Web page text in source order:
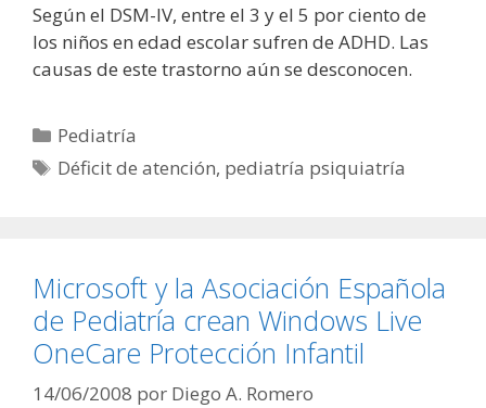
Según el DSM-IV, entre el 3 y el 5 por ciento de
los niños en edad escolar sufren de ADHD. Las
causas de este trastorno aún se desconocen.
Categorías
Pediatría
Etiquetas
Déficit de atención, pediatría psiquiatría
Microsoft y la Asociación Española
de Pediatría crean Windows Live
OneCare Protección Infantil
14/06/2008 por Diego A. Romero